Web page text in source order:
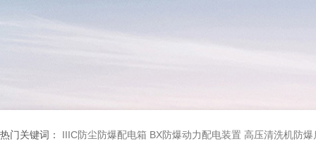
热门关键词： IIIC防尘防爆配电箱 BX防爆动力配电装置 高压清洗机防爆